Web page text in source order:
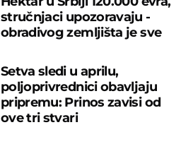
stručnjaci upozoravaju -
obradivog zemljišta je sve
Setva sledi u aprilu,
poljoprivrednici obavljaju
pripremu: Prinos zavisi od
ove tri stvari